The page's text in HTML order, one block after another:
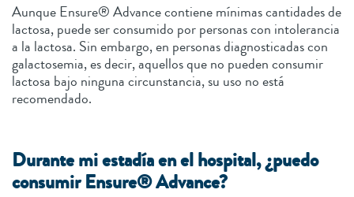
Aunque Ensure® Advance contiene mínimas cantidades de
lactosa, puede ser consumido por personas con intolerancia
a la lactosa. Sin embargo, en personas diagnosticadas con
galactosemia, es decir, aquellos que no pueden consumir
lactosa bajo ninguna circunstancia, su uso no está
recomendado.
Durante mi estadía en el hospital, ¿puedo
consumir Ensure® Advance?